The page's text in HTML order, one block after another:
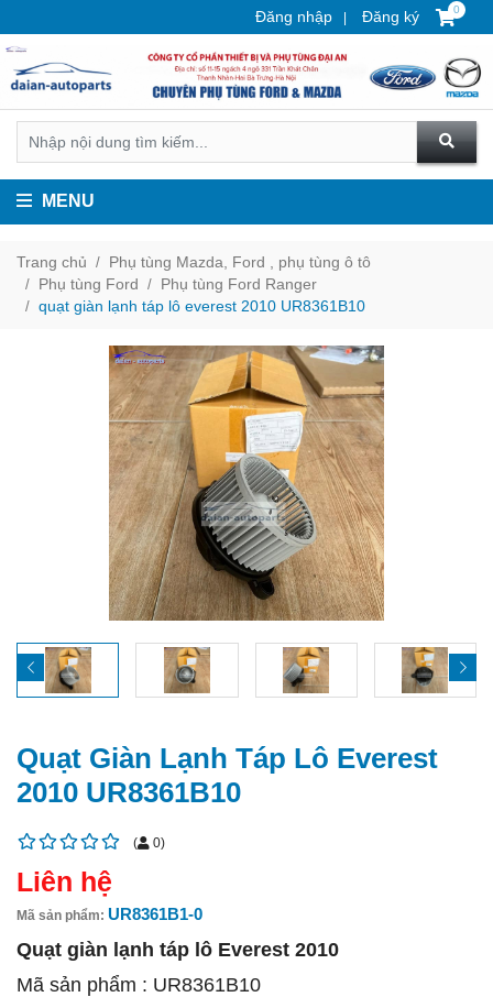
Đăng nhập Đăng ký 0
MENU
Trang chủ
Phụ tùng Mazda, Ford , phụ tùng ô tô
Phụ tùng Ford
Phụ tùng Ford Ranger
quạt giàn lạnh táp lô everest 2010 UR8361B10
Quạt Giàn Lạnh Táp Lô Everest
2010 UR8361B10
( 0)
Liên hệ
Mã sản phẩm: UR8361B1-0
Quạt giàn lạnh táp lô Everest 2010
Mã sản phẩm : UR8361B10